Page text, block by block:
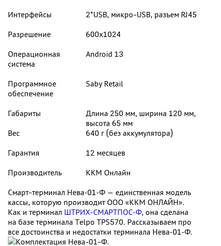
Интерфейсы
2*USB, микро-USB, разъем RJ45
Разрешение
600х1024
Операционная
система
Android 13
Программное
обеспечение
Saby Retail
Габариты
Длина 250 мм, ширина 120 мм,
высота 65 мм
Вес
640 г (без аккумулятора)
Гарантия
12 месяцев
Производитель
ККМ Онлайн
Смарт-терминал Нева‑01‑Ф — единственная модель
кассы, которую производит ООО «ККМ ОНЛАЙН».
Как и терминал ШТРИХ‑СМАРТПОС‑Ф, она сделана
на базе терминала Telpo TPS570. Рассказываем про
все достоинства и недостатки терминала Нева‑01‑Ф.